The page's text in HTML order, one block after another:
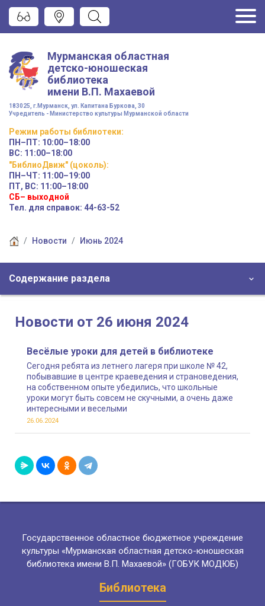
Мурманская областная
детско-юношеская
библиотека
имени В.П. Махаевой
183025, г.Мурманск, ул. Капитана Буркова, 30
Учредитель - Министерство культуры Мурманской области
Режим работы библиотеки:
ПН–ПТ: 10:00–18:00
ВС: 11:00–18:00
"БиблиоДвиж" (цоколь):
ПН–ЧТ: 11:00–19:00
ПТ, ВС: 11:00–18:00
СБ– выходной
Тел. для справок: 44-63-52
Новости Июнь 2024
Содержание раздела
Новости от 26 июня 2024
Весёлые уроки для детей в библиотеке
Сегодня ребята из летнего лагеря при школе № 42,
побывавшие в центре краеведения и страноведения,
на собственном опыте убедились, что школьные
уроки могут быть совсем не скучными, а очень даже
интересными и веселыми
26.06.2024
Государственное областное бюджетное учреждение
культуры «Мурманская областная детско-юношеская
библиотека имени В.П. Махаевой» (ГОБУК МОДЮБ)
Библиотека